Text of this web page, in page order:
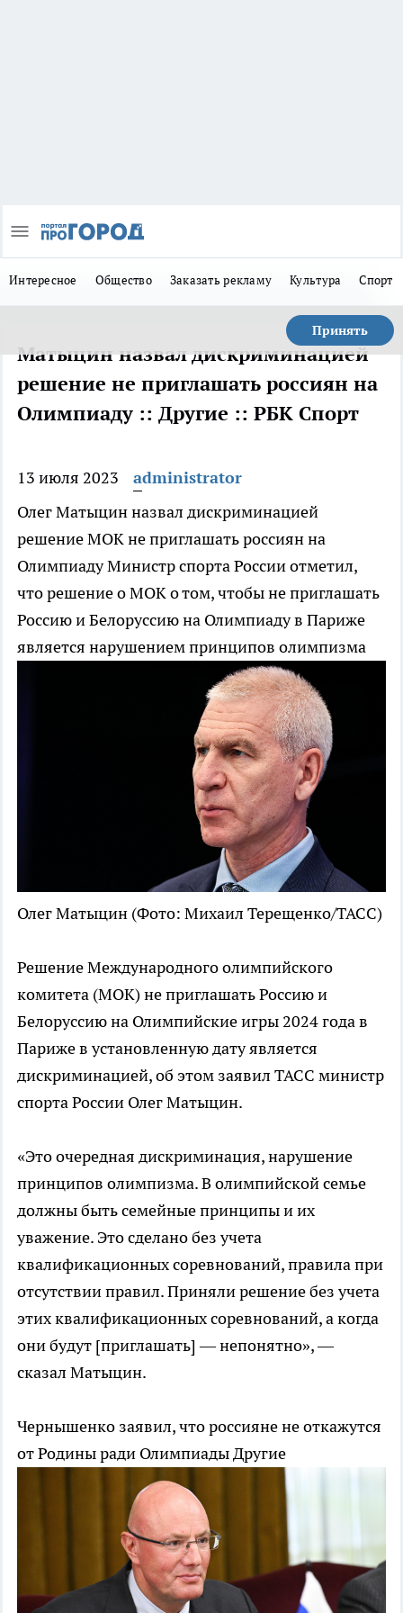
Интересное Общество Заказать рекламу Культура Спорт
Принять
Матыцин назвал дискриминацией
решение не приглашать россиян на
Олимпиаду :: Другие :: РБК Спорт
13 июля 2023
administrator
Олег Матыцин назвал дискриминацией
решение МОК не приглашать россиян на
ОлимпиадуМинистр спорта России отметил,
что решение о МОК о том, чтобы не приглашать
Россию и Белоруссию на Олимпиаду в Париже
является нарушением принципов олимпизма
Олег Матыцин (Фото: Михаил Терещенко/ТАСС)
Решение Международного олимпийского
комитета (МОК) не приглашать Россию и
Белоруссию на Олимпийские игры 2024 года в
Париже в установленную дату является
дискриминацией, об этом заявил ТАСС министр
спорта России Олег Матыцин.
«Это очередная дискриминация, нарушение
принципов олимпизма. В олимпийской семье
должны быть семейные принципы и их
уважение. Это сделано без учета
квалификационных соревнований, правила при
отсутствии правил. Приняли решение без учета
этих квалификационных соревнований, а когда
они будут [приглашать] — непонятно», —
сказал Матыцин.
Чернышенко заявил, что россияне не откажутся
от Родины ради ОлимпиадыДругие